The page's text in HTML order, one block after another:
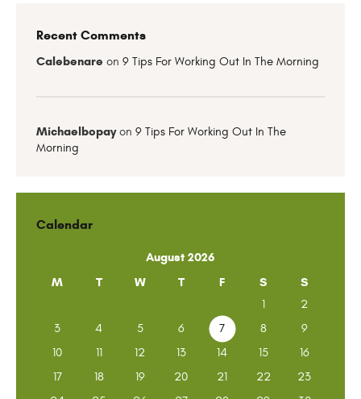
Recent Comments
Calebenare on 9 Tips For Working Out In The Morning
Michaelbopayon 9 Tips For Working Out In The
Morning
Calendar
August 2026
M
T W T F S S
1
2
3
4 5 6 7 8
9
10
11 12 13 14 15
16
17
18 19 20 21 22
23